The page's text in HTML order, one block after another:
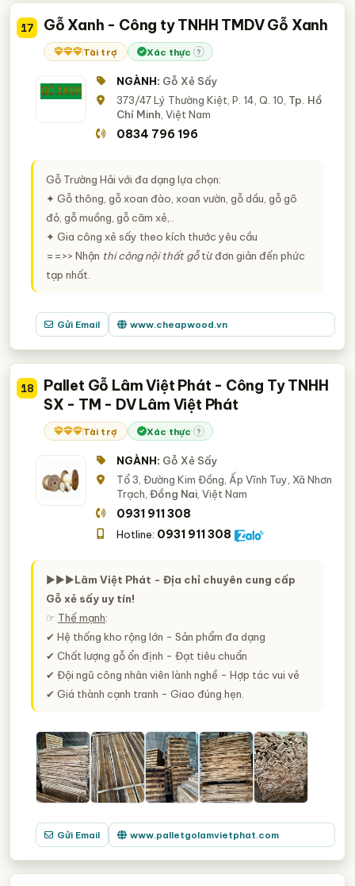
17 Gỗ Xanh - Công ty TNHH TMDV Gỗ Xanh
Tài trợ Xác thực ?
NGÀNH: Gỗ Xẻ Sấy
373/47 Lý Thường Kiệt, P. 14, Q. 10, Tp. Hồ
Chí Minh, Việt Nam
0834 796 196
Gỗ Trường Hải với đa dạng lựa chọn:
✦ Gỗ thông, gỗ xoan đào, xoan vườn, gỗ dầu, gỗ gõ
đỏ, gỗ muồng, gỗ căm xẻ,..
✦ Gia công xẻ sấy theo kích thước yêu cầu
==>> Nhận thi công nội thất gỗtừ đơn giản đến phức
tạp nhất.
Gửi Email www.cheapwood.vn
18
Pallet Gỗ Lâm Việt Phát - Công Ty TNHH
SX - TM - DV Lâm Việt Phát
Tài trợ Xác thực ?
NGÀNH: Gỗ Xẻ Sấy
Tổ 3, Đường Kim Đồng, Ấp Vĩnh Tuy, Xã Nhơn
Trạch,Đồng Nai, Việt Nam
0931 911 308
Hotline: 0931 911 308
►►►Lâm Việt Phát - Địa chỉ chuyên cung cấp
Gỗ xẻ sấy uy tín!
☞ Thế mạnh:
✔ Hệ thống kho rộng lớn - Sản phẩm đa dạng
✔ Chất lượng gỗ ổn định - Đạt tiêu chuẩn
✔ Đội ngũ công nhân viên lành nghề - Hợp tác vui vẻ
✔ Giá thành cạnh tranh - Giao đúng hẹn.
Gửi Email www.palletgolamvietphat.com